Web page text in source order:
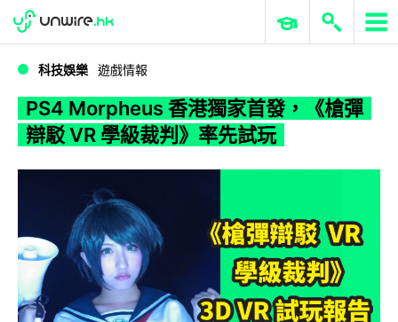
WWDC 2026 ERP 與商業 AI
科技娛樂 遊戲情報
PS4 Morpheus 香港獨家首發，《槍彈
辯駁 VR 學級裁判》率先試玩